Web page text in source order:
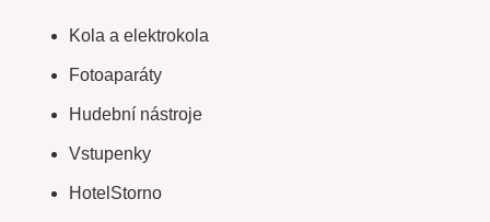
Kola a elektrokola
Fotoaparáty
Hudební nástroje
Vstupenky
HotelStorno